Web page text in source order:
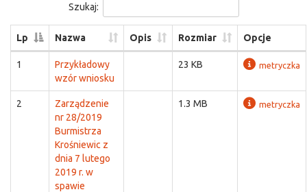
Szukaj:
Lp Nazwa Opis Rozmiar Opcje
1
Przykładowy
wzór wniosku
23 KB metryczka
2
Zarządzenie
nr 28/2019
Burmistrza
Krośniewic z
dnia 7 lutego
2019 r. w
spawie
1.3 MB metryczka